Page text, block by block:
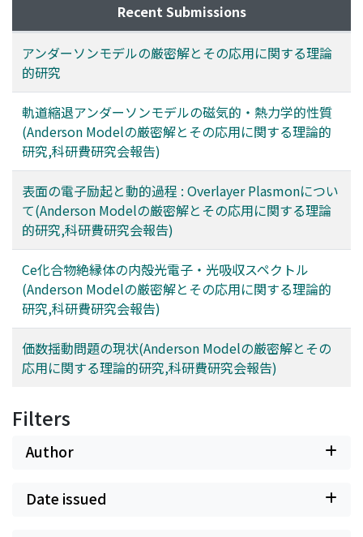
Recent Submissions
アンダーソンモデルの厳密解とその応用に関する理論
的研究
軌道縮退アンダーソンモデルの磁気的・熱力学的性質
(Anderson Modelの厳密解とその応用に関する理論的
研究,科研費研究会報告)
表面の電子励起と動的過程 : Overlayer Plasmonについ
て(Anderson Modelの厳密解とその応用に関する理論
的研究,科研費研究会報告)
Ce化合物絶縁体の内殻光電子・光吸収スペクトル
(Anderson Modelの厳密解とその応用に関する理論的
研究,科研費研究会報告)
価数揺動問題の現状(Anderson Modelの厳密解とその
応用に関する理論的研究,科研費研究会報告)
Filters
Author
Date issued